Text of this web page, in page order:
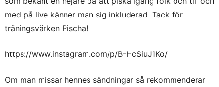
med på live känner man sig inkluderad. Tack för
träningsvärken Pischa!
https://www.instagram.com/p/B-HcSiuJ1Ko/
Om man missar hennes sändningar så rekommenderar